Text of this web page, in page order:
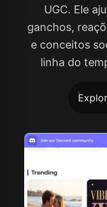
UGC. Ele
ganchos,
e conceitos
linha do